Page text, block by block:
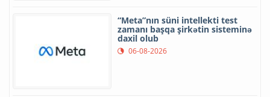
“Meta”nın süni intellekti test
zamanı başqa şirkətin sisteminə
daxil olub
06-08-2026